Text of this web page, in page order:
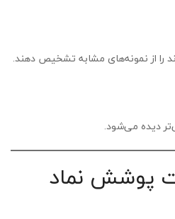
را از نمونه‌های مشابه تشخیص دهند.
دیده می‌شود.
پوشش نماد